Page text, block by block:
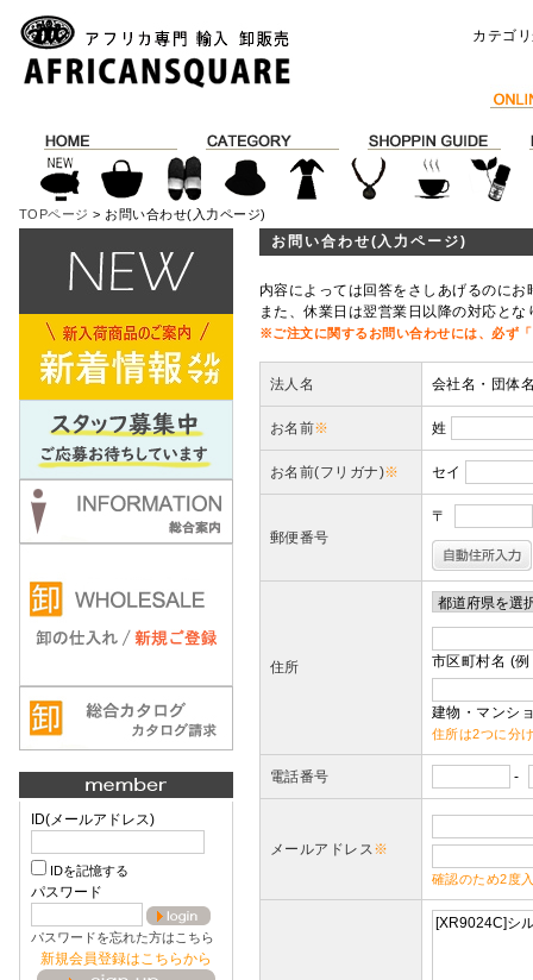
カテゴ
TOPページ > お問い合わせ(入力ページ)
ID(メールアドレス)
IDを記憶する
パスワード
パスワードを忘れた方はこちら
新規会員登録はこちらから
お問い合わせ(入力ページ)
内容によっては回答をさしあげるのに
また、休業日は翌営業日以降の対応と
※ご注文に関するお問い合わせには、必ず
法人名 会社名・団体
お名前※ 姓
お名前(フリガナ)※ セイ
郵便番号
〒
住所 市区町村名 (
建物・マンシ
住所は2つに分
電話番号 -
メールアドレス※
確認のため2度